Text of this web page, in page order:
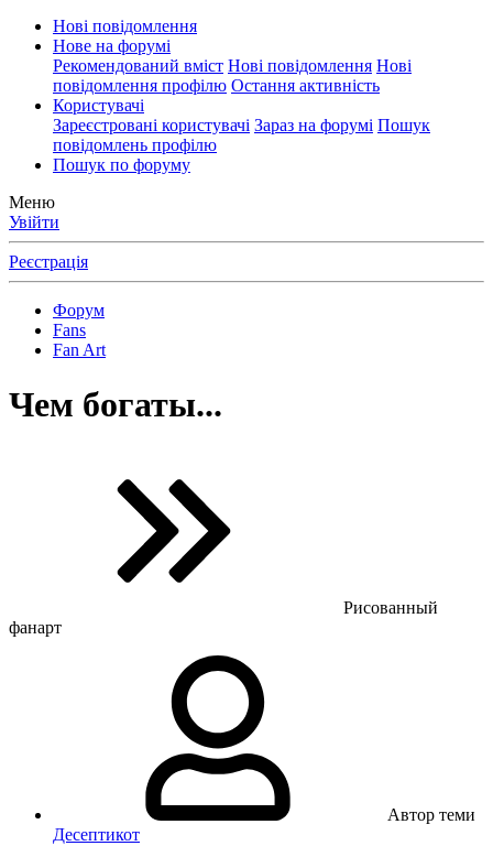
Нові повідомлення
Нове на форумі
Рекомендований вміст Нові повідомлення Нові
повідомлення профілю Остання активність
Користувачі
Зареєстровані користувачі Зараз на форумі Пошук
повідомлень профілю
Пошук по форуму
Меню
Увійти
Реєстрація
Форум
Fans
Fan Art
Чем богаты...
Рисованный
фанарт
Автор теми
Десептикот